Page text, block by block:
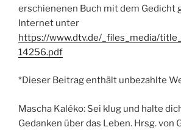
erschienenen Buch mit dem Gedicht
Internet unter
https://www.dtv.de/_files_media/
14256.pdf
*Dieser Beitrag enthält unbezahlte
Mascha Kaléko: Sei klug und halte
Gedanken über das Leben. Hrsg. von